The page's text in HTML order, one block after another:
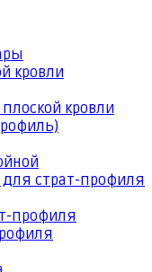
кровли
кровли
страт-профиля
профиля